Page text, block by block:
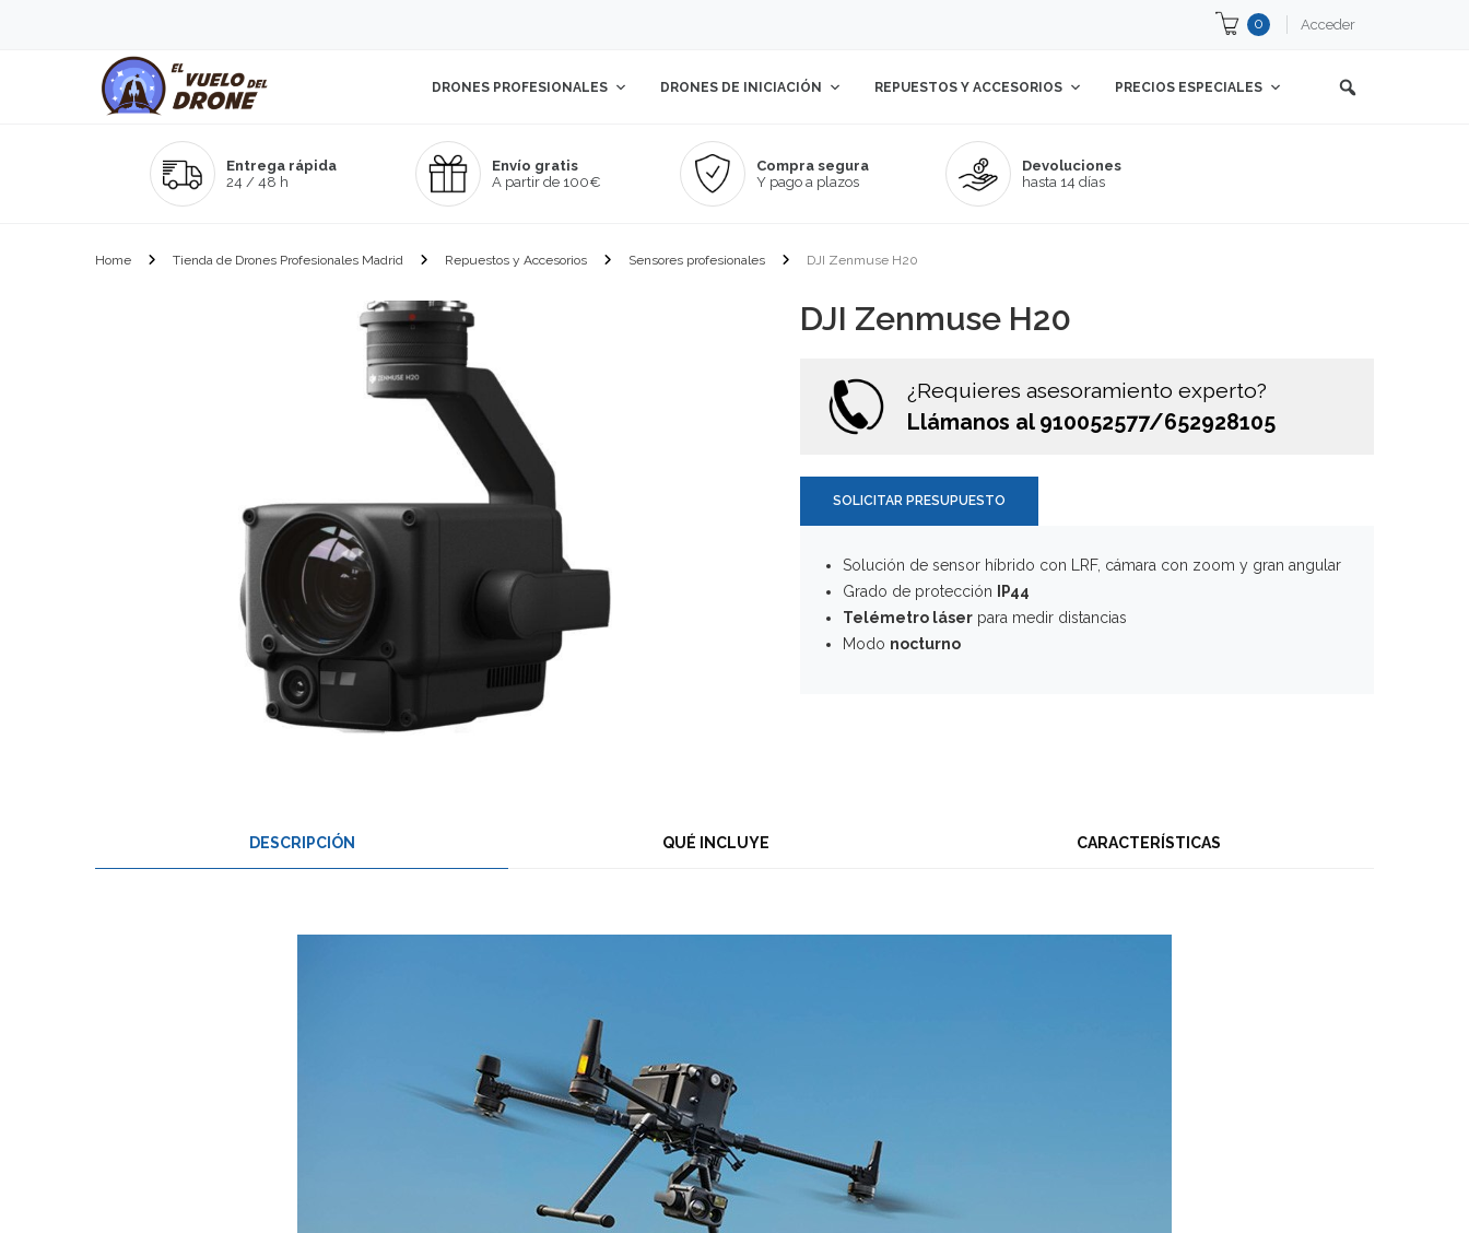
Acceder
0
DRONES PROFESIONALES DRONES DE INICIACIÓN REPUESTOS Y ACCESORIOS PRECIOS ESPECIALES
Entrega rápida
24 / 48 h
Envío gratis
A partir de 100€
Compra segura
Y pago a plazos
Devoluciones
hasta 14 días
Home Tienda de Drones Profesionales Madrid Repuestos y Accesorios Sensores profesionales DJI Zenmuse H20
DJI Zenmuse H20
¿Requieres asesoramiento experto?
Llámanos al 910052577/652928105
SOLICITAR PRESUPUESTO
Solución de sensor híbrido con LRF, cámara con zoom y gran angular
Grado de protección
IP44
Telémetro láser para medir distancias
Modo nocturno
DESCRIPCIÓN QUÉ INCLUYE CARACTERÍSTICAS